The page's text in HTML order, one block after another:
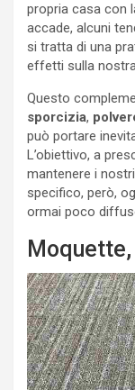
propria casa con
accade, alcuni
si tratta di una
effetti sulla
Questo
sporcizia,
può portare
L’obiettivo, a
mantenere i
specifico, però,
ormai poco